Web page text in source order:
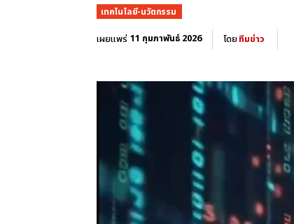
เทคโนโลยี-นวัตกรรม
เผยแพร่ 11 กุมภาพันธ์ 2026 โดยทีมข่าว